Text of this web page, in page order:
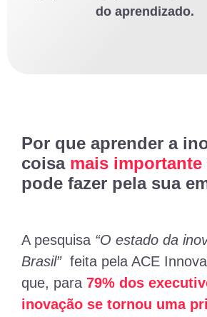
do aprendizado.
Por que aprender a
coisa mais importante
pode fazer pela sua
A pesquisa “O estado da
Brasil”feita pela ACE
que, para 79% dos
inovação se tornou uma